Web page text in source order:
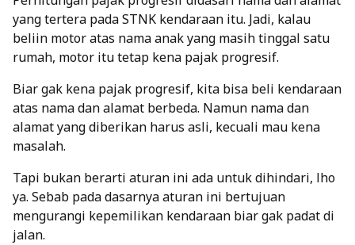
yang tertera pada STNK kendaraan itu. Jadi, kalau
beliin motor atas nama anak yang masih tinggal satu
rumah, motor itu tetap kena pajak progresif.
Biar gak kena pajak progresif, kita bisa beli kendaraan
atas nama dan alamat berbeda. Namun nama dan
alamat yang diberikan harus asli, kecuali mau kena
masalah.
Tapi bukan berarti aturan ini ada untuk dihindari, lho
ya. Sebab pada dasarnya aturan ini bertujuan
mengurangi kepemilikan kendaraan biar gak padat di
jalan.